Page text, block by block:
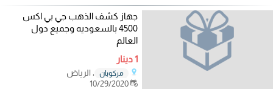
جهاز كشف الذهب جي بي اكس
4500 بالسعوديه وجميع دول
العالم
1 دينار
مركوبان
، الرياض
10/29/2020